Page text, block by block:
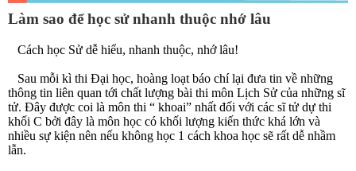
Làm sao để học sử nhanh thuộc nhớ lâu
Cách học Sử dễ hiểu, nhanh thuộc, nhớ lâu!
Sau mỗi kì thi Đại học, hoàng loạt báo chí lại đưa tin về những
thông tin liên quan tới chất lượng bài thi môn Lịch Sử của những sĩ
tử. Đây được coi là môn thi “ khoai” nhất đối với các sĩ tử dự thi
khối C bởi đây là môn học có khối lượng kiến thức khá lớn và
nhiều sự kiện nên nếu không học 1 cách khoa học sẽ rất dễ nhầm
lẫn.